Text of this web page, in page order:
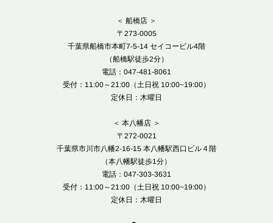
＜ 船橋店 ＞
〒273-0005
千葉県船橋市本町7-5-14 セイコービル4階
（船橋駅徒歩2分）
電話：047-481-8061
受付：11:00～21:00（土日祝 10:00~19:00）
定休日：木曜日
＜ 本八幡店 ＞
〒272-0021
千葉県市川市八幡2-16-15 本八幡駅西口ビル４階
（本八幡駅徒歩1分）
電話：047-303-3631
受付：11:00～21:00（土日祝 10:00~19:00）
定休日：木曜日